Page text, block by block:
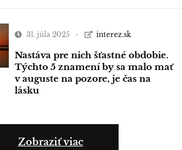
31. júla 2025 interez.sk
Nastáva pre nich šťastné obdobie.
Týchto 5 znamení by sa malo mať
v auguste na pozore, je čas na
lásku
Zobraziť viac